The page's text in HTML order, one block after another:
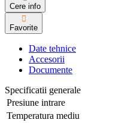
Cere info
Favorite
Date tehnice
Accesorii
Documente
Specificatii generale
Presiune intrare
Temperatura mediu